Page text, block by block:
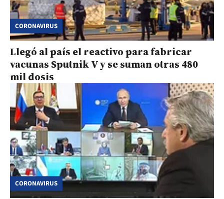
CORONAVIRUS
Llegó al país el reactivo para fabricar
vacunas Sputnik V y se suman otras 480
mil dosis
CORONAVIRUS